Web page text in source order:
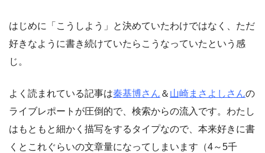
はじめに「こうしよう」と決めていたわけではなく、ただ
好きなように書き続けていたらこうなっていたという感
じ。
よく読まれている記事は秦基博さん ＆ 山崎まさよしさんの
ライブレポートが圧倒的で、検索からの流入です。わたし
はもともと細かく描写をするタイプなので、本来好きに書
くとこれぐらいの文章量になってしまいます（4～5千